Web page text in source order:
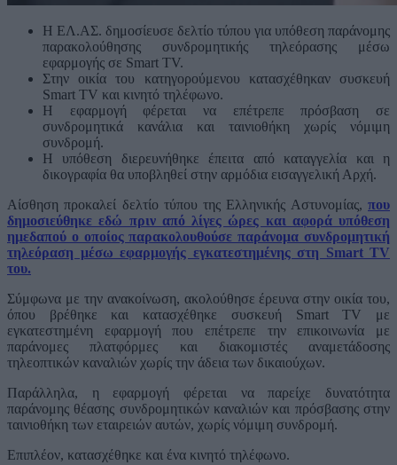
Η ΕΛ.ΑΣ. δημοσίευσε δελτίο τύπου για υπόθεση παράνομης
παρακολούθησης συνδρομητικής τηλεόρασης μέσω
εφαρμογής σε Smart TV.
Στην οικία του κατηγορούμενου κατασχέθηκαν συσκευή
Smart TV και κινητό τηλέφωνο.
Η εφαρμογή φέρεται να επέτρεπε πρόσβαση σε
συνδρομητικά κανάλια και ταινιοθήκη χωρίς νόμιμη
συνδρομή.
Η υπόθεση διερευνήθηκε έπειτα από καταγγελία και η
δικογραφία θα υποβληθεί στην αρμόδια εισαγγελική Αρχή.
Αίσθηση προκαλεί δελτίο τύπου της Ελληνικής Αστυνομίας, που
δημοσιεύθηκε εδώ πριν από λίγες ώρες και αφορά υπόθεση
ημεδαπού ο οποίος παρακολουθούσε παράνομα συνδρομητική
τηλεόραση μέσω εφαρμογής εγκατεστημένης στη Smart TV
του.
Σύμφωνα με την ανακοίνωση, ακολούθησε έρευνα στην οικία του,
όπου βρέθηκε και κατασχέθηκε συσκευή Smart TV με
εγκατεστημένη εφαρμογή που επέτρεπε την επικοινωνία με
παράνομες πλατφόρμες και διακομιστές αναμετάδοσης
τηλεοπτικών καναλιών χωρίς την άδεια των δικαιούχων.
Παράλληλα, η εφαρμογή φέρεται να παρείχε δυνατότητα
παράνομης θέασης συνδρομητικών καναλιών και πρόσβασης στην
ταινιοθήκη των εταιρειών αυτών, χωρίς νόμιμη συνδρομή.
Επιπλέον, κατασχέθηκε και ένα κινητό τηλέφωνο.